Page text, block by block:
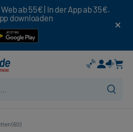
ab 55€ | In der App ab 35€.
downloaden
(60)